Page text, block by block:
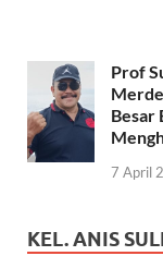
Prof
Besar
7 April
KEL. ANIS